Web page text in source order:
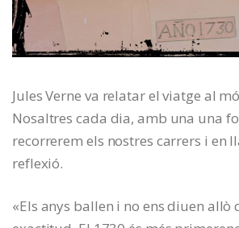
Jules Verne va relatar el viatge al
Nosaltres cada dia, amb una una
recorrerem els nostres carrers i en
reflexió.
«Els anys ballen i no ens diuen allò